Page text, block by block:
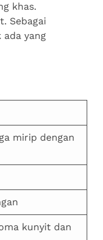
khas.
Sebagai
yang
mirip dengan
kunyit dan